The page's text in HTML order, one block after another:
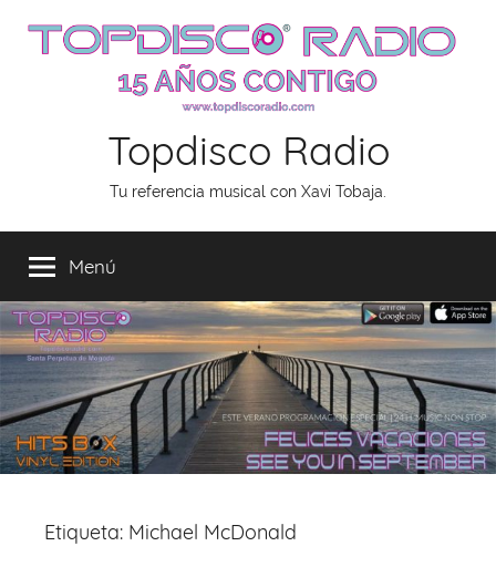
Topdisco Radio
Tu referencia musical con Xavi Tobaja.
Menú
Etiqueta: Michael McDonald